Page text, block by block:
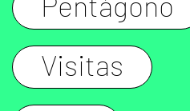
Pentágono
Visitas